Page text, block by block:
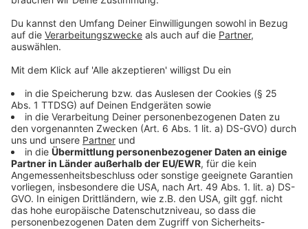
Effiziente Zusammenarbeit für schnellere Integration
Neues Trainingszentrum: Bayer 04 Leverkusen hat
Feld in Monheim im Blick
Personalmangel: Größte Kinderarztpraxis in
Leverkusen setzt auf App
Anzeige